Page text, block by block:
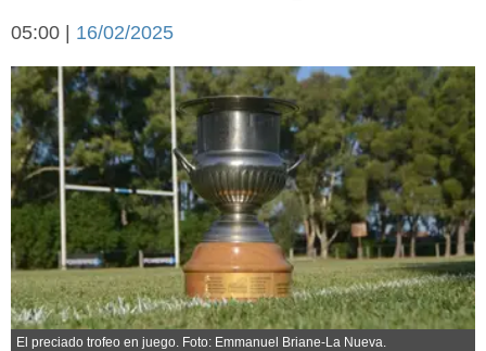
Deportes
Básquetbol
Fútbol
Federal A
Arte y cultura
Aplausos
Cines
Economía y campo
Economía y finanzas
Con el campo
Espacio empresas
Sociedad y tiempo
libre
Sociedad
Tecnología
05:00 | 16/02/2025
El preciado trofeo en juego. Foto: Emmanuel Briane-La Nueva.